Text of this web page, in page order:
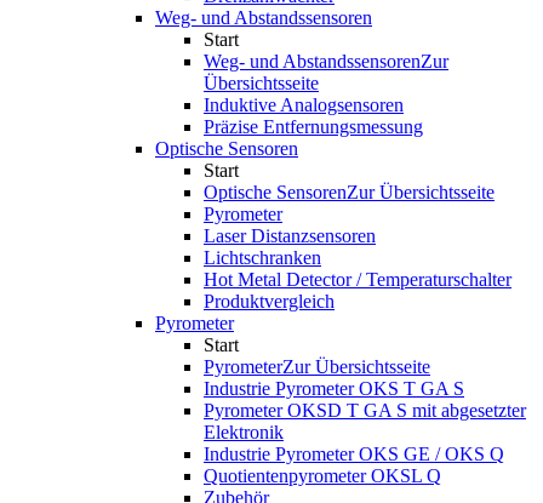
Weg- und Abstandssensoren
Start
Weg- und AbstandssensorenZur
Übersichtsseite
Induktive Analogsensoren
Präzise Entfernungsmessung
Optische Sensoren
Start
Optische SensorenZur Übersichtsseite
Pyrometer
Laser Distanzsensoren
Lichtschranken
Hot Metal Detector / Temperaturschalter
Produktvergleich
Pyrometer
Start
PyrometerZur Übersichtsseite
Industrie Pyrometer OKS T GA S
Pyrometer OKSD T GA S mit abgesetzter
Elektronik
Industrie Pyrometer OKS GE / OKS Q
Quotientenpyrometer OKSL Q
Zubehör